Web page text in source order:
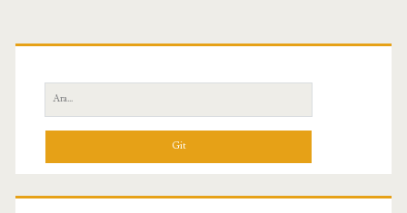
Birincil
Yan
Menü
Ara: